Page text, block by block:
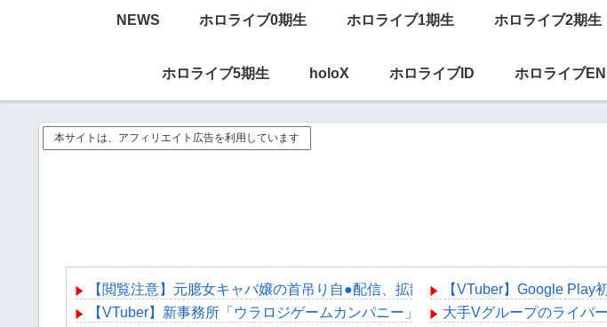
NEWS ホロライブ0期生 ホロライブ1期生 ホロライブ2期生
ホロライブ5期生 holoX ホロライブID ホロライブEN
本サイトは、アフィリエイト広告を利用しています
【閲覧注意】元臆女キャバ嬢の首吊り自●配信、拡散されまくって終わるｗｗｗ
【VTuber】新事務所「ウラロジゲームカンパニー」始動！“逆異世界転生”した
【VTuber】Google
大手Vグループのライバ